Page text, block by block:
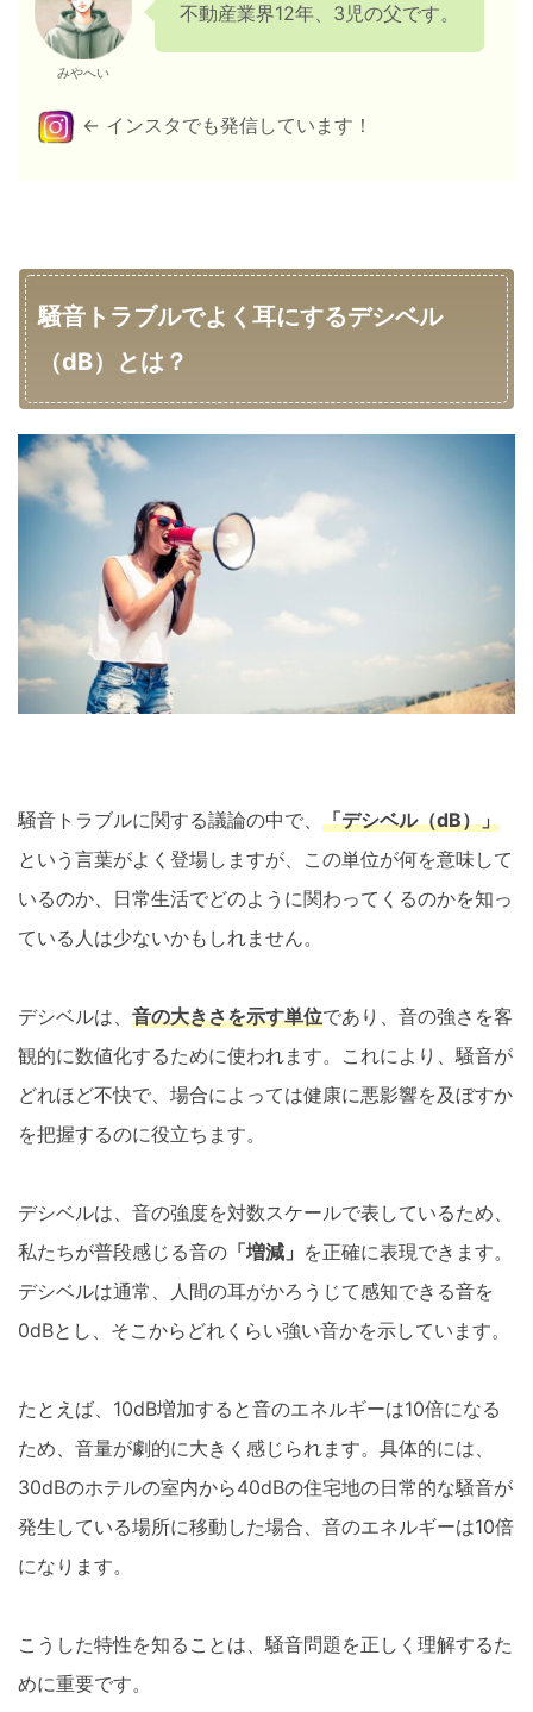
みやへい
不動産業界12年、3児の父です。
← インスタでも発信しています！
騒音トラブルでよく耳にするデシベル
（dB）とは？
騒音トラブルに関する議論の中で、 「デシベル（dB）」
という言葉がよく登場しますが、この単位が何を意味して
いるのか、日常生活でどのように関わってくるのかを知っ
ている人は少ないかもしれません。
デシベルは、 音の大きさを示す単位であり、音の強さを客
観的に数値化するために使われます。これにより、騒音が
どれほど不快で、場合によっては健康に悪影響を及ぼすか
を把握するのに役立ちます。
デシベルは、音の強度を対数スケールで表しているため、
私たちが普段感じる音の 「増減」 を正確に表現できます。
デシベルは通常、人間の耳がかろうじて感知できる音を
0dBとし、そこからどれくらい強い音かを示しています。
たとえば、10dB増加すると音のエネルギーは10倍になる
ため、音量が劇的に大きく感じられます。具体的には、
30dBのホテルの室内から40dBの住宅地の日常的な騒音が
発生している場所に移動した場合、音のエネルギーは10倍
になります。
こうした特性を知ることは、騒音問題を正しく理解するた
めに重要です。